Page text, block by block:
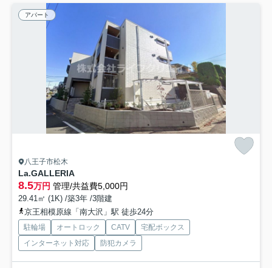
アパート
八王子市松木
La.GALLERIA
8.5万円 管理/共益費5,000円
29.41㎡ (1K) /築3年 /3階建
京王相模原線「南大沢」駅 徒歩24分
駐輪場 オートロック CATV
宅配ボックス
インターネット対応
防犯カメラ